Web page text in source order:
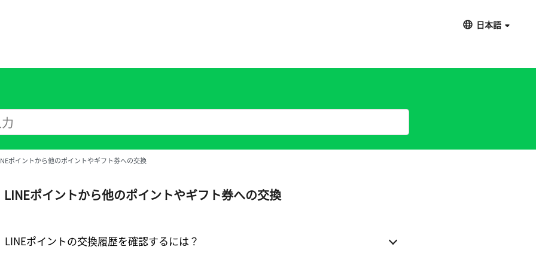
日本語
ポイントから他のポイントやギフト券への交換
LINEポイントから他のポイントやギフト券への交換
LINEポイントの交換履歴を確認するには？